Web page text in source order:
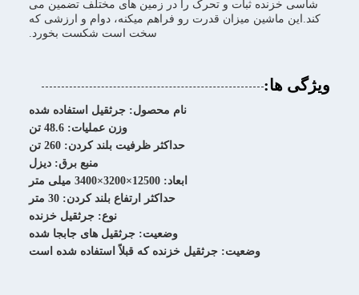
شاسی خزنده ثبات و تحرک را در زمین های مختلف تضمین می
کند.اين ماشين ميزان قدرت رو فراهم ميکنه، دوام و ارزشی که
سخت است شکست بخورد.
ویژگی ها:
نام محصول: جرثقیل استفاده شده
وزن عملیات: 48.6 تن
حداکثر ظرفیت بلند کردن: 260 تن
منبع برق: دیزل
ابعاد: 12500×3200×3400 میلی متر
حداکثر ارتفاع بلند کردن: 30 متر
نوع: جرثقیل خزنده
وضعیت: جرثقیل های جابجا شده
وضعیت: جرثقیل خزنده که قبلاً استفاده شده است